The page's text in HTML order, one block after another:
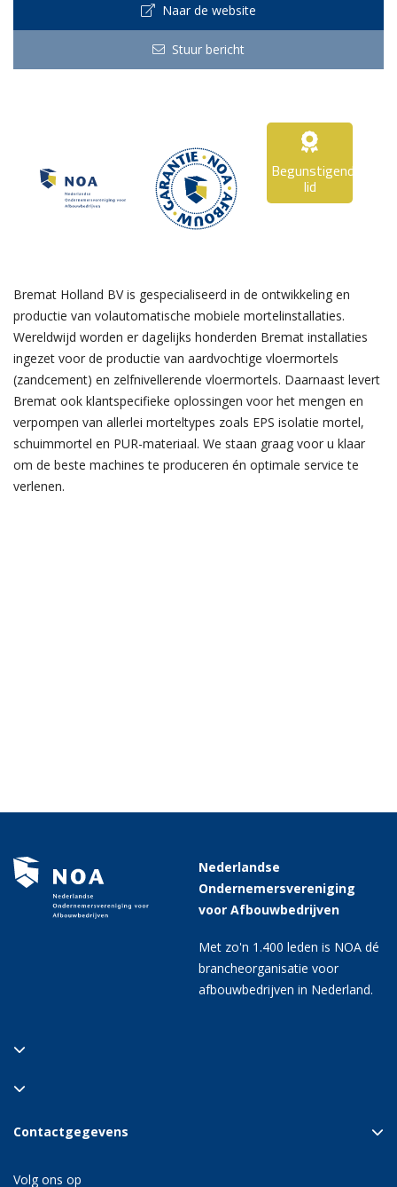
Naar de website
Stuur bericht
Begunstigend
lid
Bremat Holland BV is gespecialiseerd in de ontwikkeling en
productie van volautomatische mobiele mortelinstallaties.
Wereldwijd worden er dagelijks honderden Bremat installaties
ingezet voor de productie van aardvochtige vloermortels
(zandcement) en zelfnivellerende vloermortels. Daarnaast levert
Bremat ook klantspecifieke oplossingen voor het mengen en
verpompen van allerlei morteltypes zoals EPS isolatie mortel,
schuimmortel en PUR-materiaal. We staan graag voor u klaar
om de beste machines te produceren én optimale service te
verlenen.
Nederlandse
Ondernemersvereniging
voor Afbouwbedrijven
Met zo'n 1.400 leden is NOA dé
brancheorganisatie voor
afbouwbedrijven in Nederland.
Contactgegevens
Volg ons op